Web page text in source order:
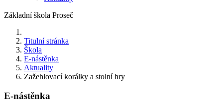
Základní škola Proseč
Titulní stránka
Škola
E-nástěnka
Aktuality
Zažehlovací korálky a stolní hry
E-nástěnka